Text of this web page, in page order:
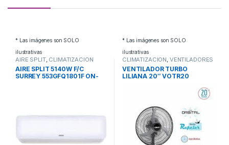
* Las imágenes son SOLO
ilustrativas
AIRE SPLIT, CLIMATIZACION
AIRE SPLIT 5140W F/C
SURREY 553GFQ1801F ON-
* Las imágenes son SOLO
ilustrativas
CLIMATIZACION, VENTILADORES
TURBO
VENTILADOR TURBO
LILIANA 20″ VOTR20